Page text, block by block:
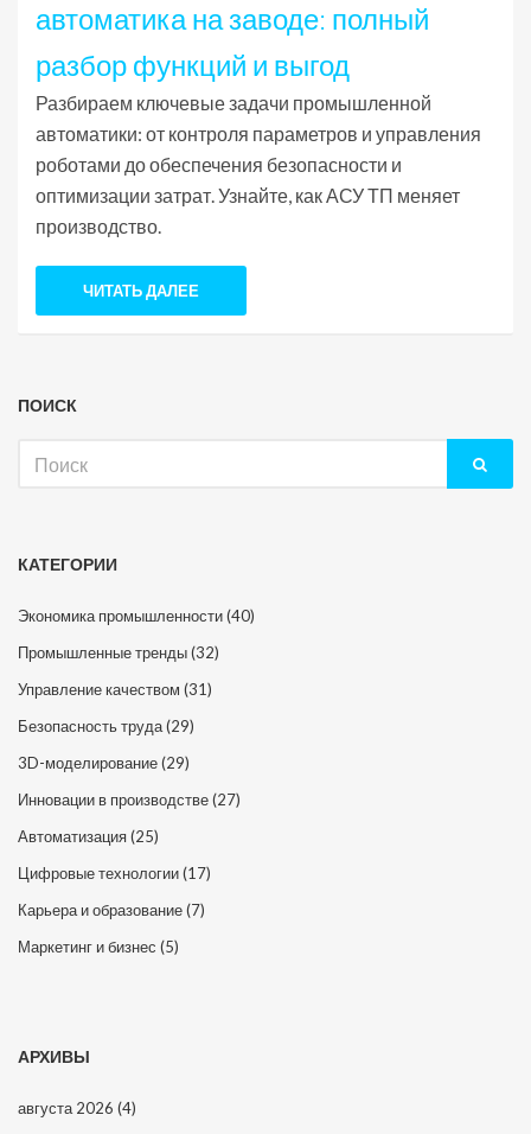
автоматика на заводе: полный
разбор функций и выгод
Разбираем ключевые задачи промышленной
автоматики: от контроля параметров и управления
роботами до обеспечения безопасности и
оптимизации затрат. Узнайте, как АСУ ТП меняет
производство.
ЧИТАТЬ ДАЛЕЕ
ПОИСК
КАТЕГОРИИ
Экономика промышленности(40)
Промышленные тренды(32)
Управление качеством (31)
Безопасность труда(29)
3D-моделирование(29)
Инновации в производстве(27)
Автоматизация(25)
Цифровые технологии(17)
Карьера и образование(7)
Маркетинг и бизнес (5)
АРХИВЫ
августа 2026 (4)